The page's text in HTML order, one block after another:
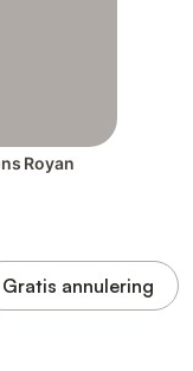
Royan
Gratis annulering